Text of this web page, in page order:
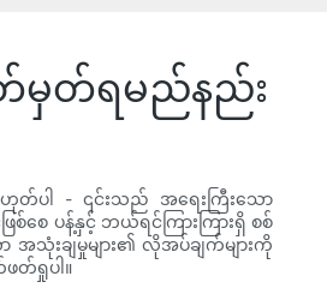
မှတ်ရမည်နည်း
တ်ပါ - ၎င်းသည် အရေးကြီးသော
ြစ်စေ ပန့်နှင့် ဘယ်ရင်ကြားကြားရှိ စစ်
းချမှုများ၏ လိုအပ်ချက်များကို
တ်ရှုပါ။